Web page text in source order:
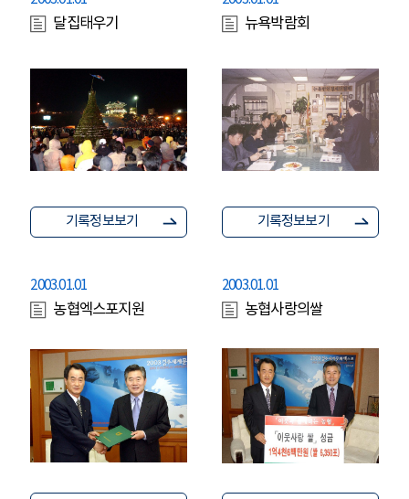
달집태우기
기록정보보기
뉴욕박람회
기록정보보기
2003.01.01
농협엑스포지원
2003.01.01
농협사랑의쌀